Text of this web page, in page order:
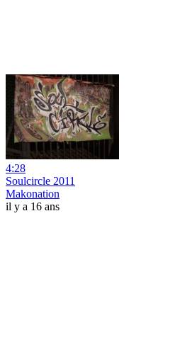
4:28
Soulcircle 2011
Makonation
il y a 16 ans